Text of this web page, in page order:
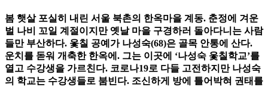
봄 햇살 포실히 내린 서울 북촌의 한옥마을 계동. 춘정에 겨운
벌 나비 꼬일 계절이지만 옛날 마을 구경하러 돌아다니는 사람
들만 부산하다. 옻칠 공예가 나성숙(68)은 골목 안통에 산다.
운치를 돋워 개축한 한옥에. 그는 이곳에 ‘나성숙 옻칠학교’를
열고 수강생을 가르친다. 코로나19로 다들 고전하지만 나성숙
의 학교는 수강생들로 붐빈다. 조신하게 방에 틀어박혀 권태를